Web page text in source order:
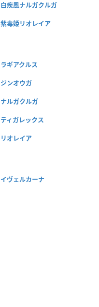
白疾風ナルガクルガ
紫毒姫リオレイア
ラギアクルス
ジンオウガ
ナルガクルガ
ティガレックス
リオレイア
イヴェルカーナ